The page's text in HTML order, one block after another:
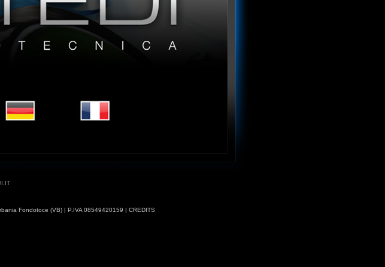
Fondotoce (VB) | P.IVA 08549420159 | CREDITS